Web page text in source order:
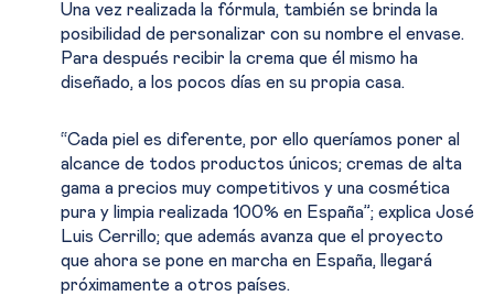
Una vez realizada la fórmula, también se brinda la
posibilidad de personalizar con su nombre el envase.
Para después recibir la crema que él mismo ha
diseñado, a los pocos días en su propia casa.
“Cada piel es diferente, por ello queríamos poner al
alcance de todos productos únicos; cremas de alta
gama a precios muy competitivos y una cosmética
pura y limpia realizada 100% en España”; explica José
Luis Cerrillo; que además avanza que el proyecto
que ahora se pone en marcha en España, llegará
próximamente a otros países.